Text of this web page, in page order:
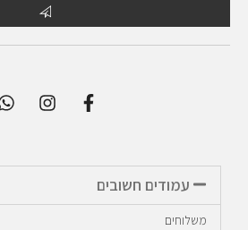
עמודים חשובים
משלוחים